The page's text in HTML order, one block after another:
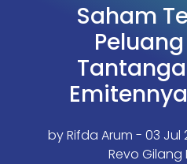
Saham
byRifda Arum - 03 Jul
Revo Gilang